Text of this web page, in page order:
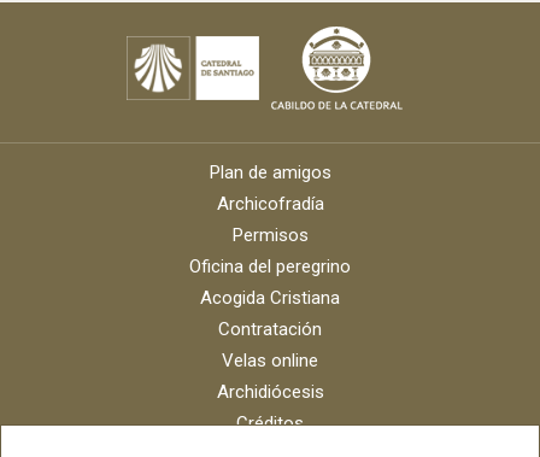
Plan de amigos
Archicofradía
Permisos
Oficina del peregrino
Acogida Cristiana
Contratación
Velas online
Archidiócesis
Créditos